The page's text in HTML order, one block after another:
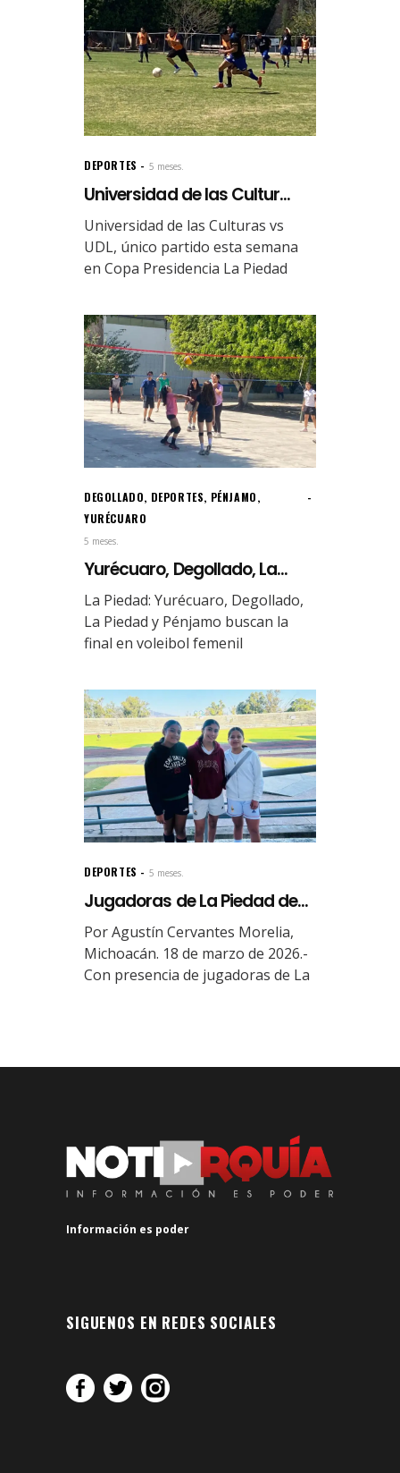
DEPORTES 5 meses.
Universidad de las Cultur...
Universidad de las Culturas vs
UDL, único partido esta semana
en Copa Presidencia La Piedad
DEGOLLADO, DEPORTES, PÉNJAMO,
YURÉCUARO
5 meses.
Yurécuaro, Degollado, La...
La Piedad: Yurécuaro, Degollado,
La Piedad y Pénjamo buscan la
final en voleibol femenil
DEPORTES 5 meses.
Jugadoras de La Piedad de...
Por Agustín Cervantes Morelia,
Michoacán. 18 de marzo de 2026.-
Con presencia de jugadoras de La
Información es poder
SIGUENOS EN REDES SOCIALES